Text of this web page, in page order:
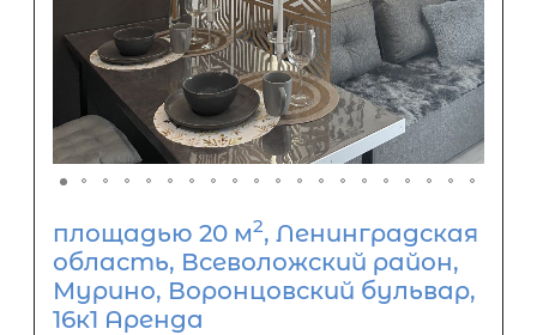
площадью 20 м2, Ленинградская
область, Всеволожский район,
Мурино, Воронцовский бульвар,
16к1 Аренда